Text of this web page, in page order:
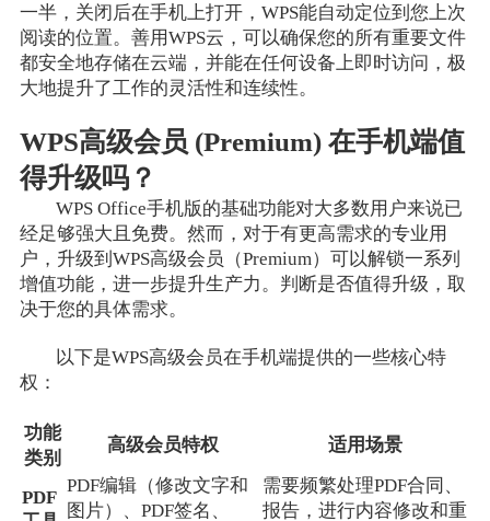
一半，关闭后在手机上打开，WPS能自动定位到您上次
阅读的位置。善用WPS云，可以确保您的所有重要文件
都安全地存储在云端，并能在任何设备上即时访问，极
大地提升了工作的灵活性和连续性。
WPS高级会员 (Premium) 在手机端值
得升级吗？
WPS Office手机版的基础功能对大多数用户来说已
经足够强大且免费。然而，对于有更高需求的专业用
户，升级到WPS高级会员（Premium）可以解锁一系列
增值功能，进一步提升生产力。判断是否值得升级，取
决于您的具体需求。
以下是WPS高级会员在手机端提供的一些核心特
权：
功能
类别
高级会员特权 适用场景
PDF
PDF编辑（修改文字和
图片）、PDF签名、
需要频繁处理PDF合同、
报告，进行内容修改和重